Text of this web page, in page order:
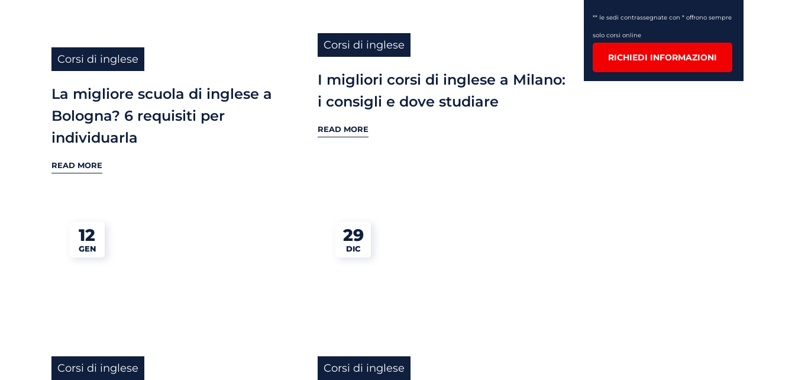
Corsi di inglese
La migliore scuola di inglese a
Bologna? 6 requisiti per
individuarla
READ MORE
Corsi di inglese
I migliori corsi di inglese a Milano:
i consigli e dove studiare
READ MORE
12
GEN
Corsi di inglese
29
DIC
Corsi di inglese
** le sedi contrassegnate con * offrono sempre
solo corsi online
RICHIEDI INFORMAZIONI